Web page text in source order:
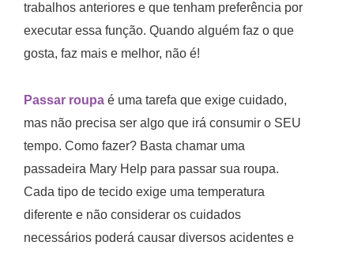
trabalhos anteriores e que tenham preferência por
executar essa função. Quando alguém faz o que
gosta, faz mais e melhor, não é!
Passar roupa é uma tarefa que exige cuidado,
mas não precisa ser algo que irá consumir o SEU
tempo. Como fazer? Basta chamar uma
passadeira Mary Help para passar sua roupa.
Cada tipo de tecido exige uma temperatura
diferente e não considerar os cuidados
necessários poderá causar diversos acidentes e